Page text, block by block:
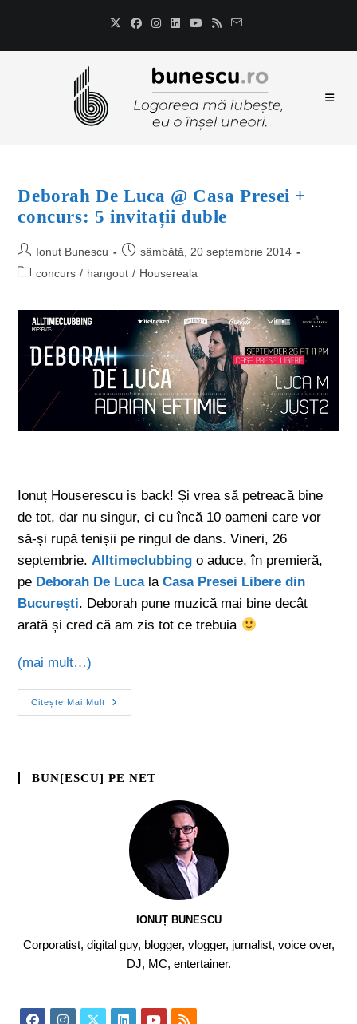
Deborah De Luca @ Casa Presei +
concurs: 5 invitații duble
Ionut Bunescu
sâmbătă, 20 septembrie 2014
concurs / hangout / Housereala
Ionuț Houserescu is back! Și vrea să petreacă bine
de tot, dar nu singur, ci cu încă 10 oameni care vor
să-și rupă tenișii pe ringul de dans. Vineri, 26
septembrie.Alltimeclubbing o aduce, în premieră,
pe Deborah De LucalaCasa Presei Libere din
București. Deborah pune muzică mai bine decât
arată și cred că am zis tot ce trebuia
(mai mult…)
Citește Mai Mult
BUN[ESCU] PE NET
IONUȚ BUNESCU
Corporatist, digital guy, blogger, vlogger, jurnalist, voice over,
DJ, MC, entertainer.